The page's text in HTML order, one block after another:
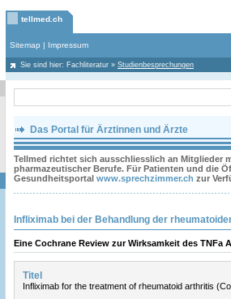
tellmed.ch
Sitemap | Impressum
Sie sind hier: Fachliteratur » Studienbesprechungen
Das Portal für Ärztinnen und Ärzte
Tellmed richtet sich ausschliesslich an Mitglieder
pharmazeutischer Berufe. Für Patienten und die
Gesundheitsportal www.sprechzimmer.ch zur
Infliximab bei der Behandlung der
Eine Cochrane Review zur Wirksamkeit des TNFa
Titel
Infliximab for the treatment of rheumatoid arthritis